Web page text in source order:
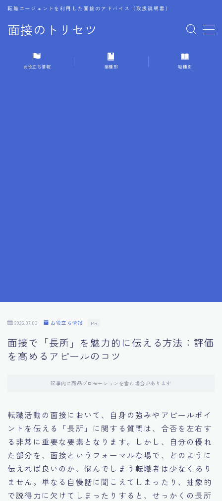
面接のトリセツ
転職エージェントを利用した面接のアドバイス（取扱説明書）
MENU
1.成功する面接戦略
10.フィードバックを活用する方法
11.オンライン面接の成功への鍵
14.キャリアアップのための面接戦略
15.職場適応力をアピールする方法
16.エージェントと良好な関係を築く方法
お役立ち情報 業種別 職種別
2026.07.03 お役立ち情報 PR
面接で「長所」を魅力的に伝える方法：評価
を高めるアピールのコツ
記事内に商品プロモーションを含む場合があります
転職活動の面接において、自身の強みやアピールポイ
ントを伝える「長所」に関する質問は、合否を左右す
る非常に重要な要素となります。しかし、自分の優れ
た部分を、面接というフォーマルな場で、どのように
伝えれば良いのか、悩んでしまう転職者は少なくあり
ません。単なる自慢話に聞こえてしまったり、抽象的
で説得力に欠けてしまったりすると、せっかくの長所